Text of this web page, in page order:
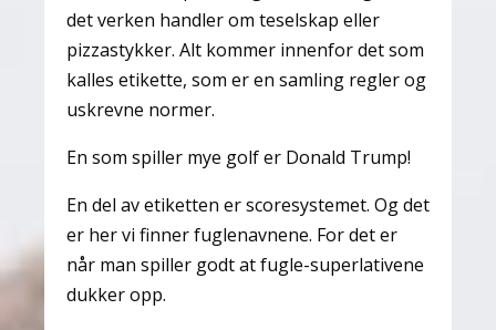
det verken handler om teselskap eller
pizzastykker. Alt kommer innenfor det som
kalles etikette, som er en samling regler og
uskrevne normer.
En som spiller mye golf er Donald Trump!
En del av etiketten er scoresystemet. Og det
er her vi finner fuglenavnene. For det er
når man spiller godt at fugle-superlativene
dukker opp.